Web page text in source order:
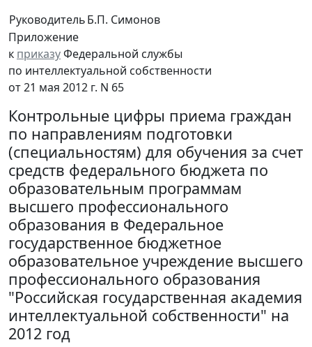
РуководительБ.П. Симонов
Приложение
к приказуФедеральной службы
по интеллектуальной собственности
от 21 мая 2012 г. N 65
Контрольные цифры приема граждан
по направлениям подготовки
(специальностям) для обучения за счет
средств федерального бюджета по
образовательным программам
высшего профессионального
образования в Федеральное
государственное бюджетное
образовательное учреждение высшего
профессионального образования
"Российская государственная академия
интеллектуальной собственности" на
2012 год